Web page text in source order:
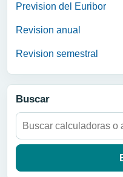
Prevision del Euribor
Revision anual
Revision semestral
Buscar
Buscar: